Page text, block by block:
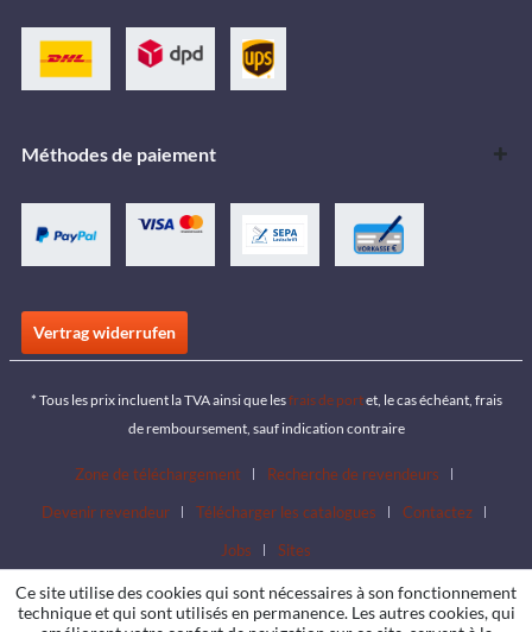
Méthodes de paiement
Vertrag widerrufen
* Tous les prix incluent la TVA ainsi que lesfrais de portet, le cas échéant, frais
de remboursement, sauf indication contraire
Zone de téléchargement
Recherche de revendeurs
Devenir revendeur
Télécharger les catalogues
Contactez
Jobs
Sites
Ce site utilise des cookies qui sont nécessaires à son fonctionnement
technique et qui sont utilisés en permanence. Les autres cookies, qui